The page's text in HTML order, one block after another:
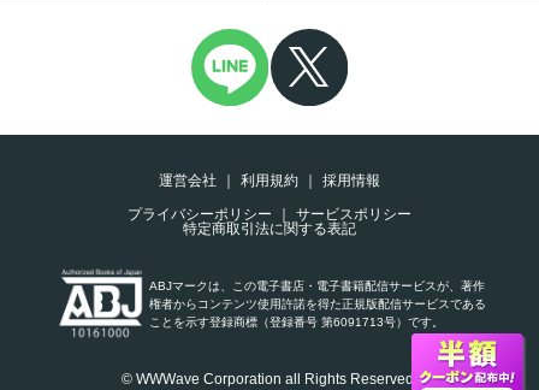
運営会社 利用規約
採用情報
プライバシーポリシー
サービスポリシー
特定商取引法に関する表記
ABJマークは、この電子書店・電子書籍配信サービスが、著作
権者からコンテンツ使用許諾を得た正規版配信サービスである
ことを示す登録商標（登録番号 第6091713号）です。
© WWWave Corporation all Rights Reserved.